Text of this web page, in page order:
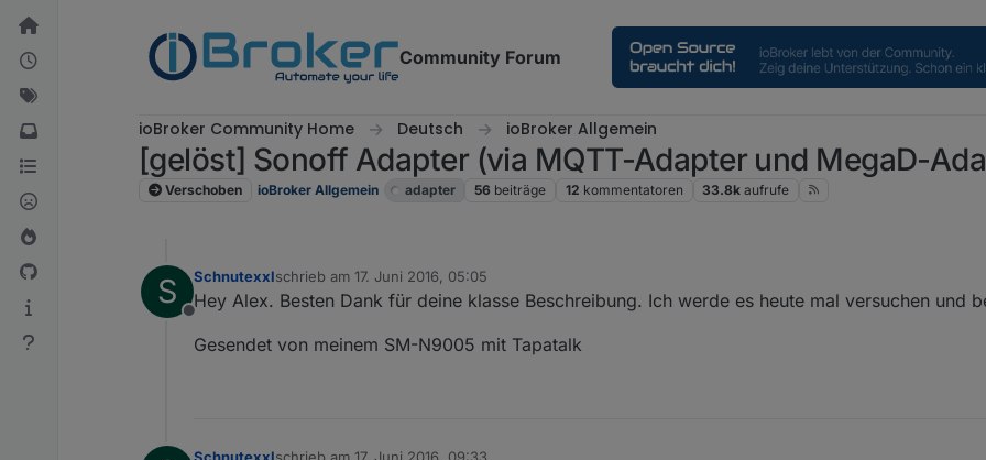
Weiter zum Inhalt
Community Forum
ioBroker Community Home Deutsch ioBroker Allgemein
[gelöst] Sonoff Adapter (via MQTT-Adapter und MegaD-
Verschoben ioBroker Allgemein adapter 56 beiträge 12 kommentatoren 33.8k aufrufe
S
Offline
Schnutexxlschrieb am 17. Juni 2016, 05:05
zuletzt editiert von
Hey Alex. Besten Dank für deine klasse Beschreibung. Ich werde es heute mal versuchen und
Gesendet von meinem SM-N9005 mit Tapatalk